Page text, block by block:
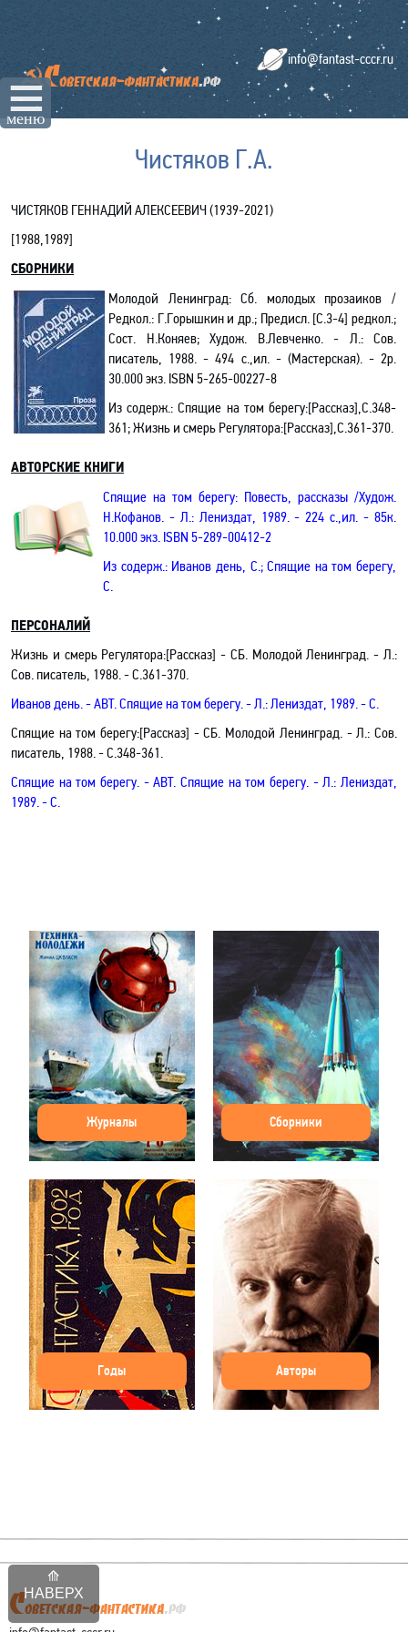
☰
меню
НАВЕРХ
info@fantast-cccr.ru
Чистяков Г.А.
ЧИСТЯКОВ ГЕННАДИЙ АЛЕКСЕЕВИЧ (1939-2021)
[1988,1989]
СБОРНИКИ
Молодой Ленинград: Сб. молодых прозаиков /
Редкол.: Г.Горышкин и др.; Предисл. [С.3-4]редкол.;
Сост. Н.Коняев; Худож. В.Левченко. - Л.: Сов.
писатель, 1988. - 494 с.,ил. - (Мастерская). - 2р.
30.000 экз. ISBN 5-265-00227-8
Из содерж.: Спящие на том берегу:[Рассказ],С.348-
361; Жизнь и смерь Регулятора:[Рассказ],С.361-370.
АВТОРСКИЕ КНИГИ
Спящие на том берегу: Повесть, рассказы /Худож.
Н.Кофанов. - Л.: Лениздат, 1989. - 224 с.,ил. - 85к.
10.000 экз. ISBN 5-289-00412-2
Из содерж.: Иванов день, С.;Спящие на том берегу,
С.
ПЕРСОНАЛИЙ
Жизнь и смерь Регулятора:[Рассказ] - СБ. Молодой Ленинград. - Л.:
Сов. писатель, 1988. - С.361-370.
Иванов день.- АВТ.Спящие на том берегу.- Л.: Лениздат, 1989. - С.
Спящие на том берегу:[Рассказ] - СБ. Молодой Ленинград.- Л.: Сов.
писатель, 1988. - С.348-361.
Спящие на том берегу. - АВТ. Спящие на том берегу. - Л.: Лениздат,
1989. - С.
Журналы Сборники
Годы Авторы